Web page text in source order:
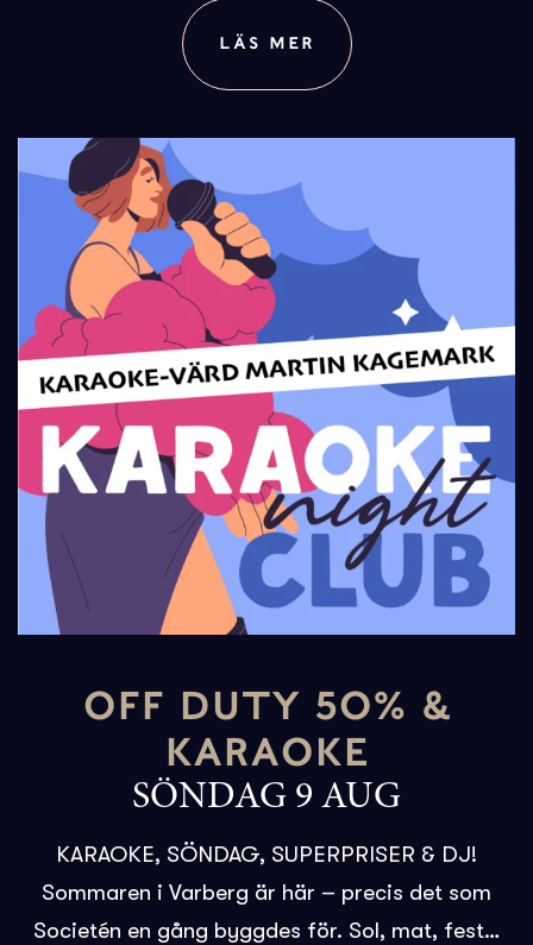
LÄS MER
OFF DUTY 50% &
KARAOKE
SÖNDAG 9 AUG
KARAOKE, SÖNDAG, SUPERPRISER & DJ!
Sommaren i Varberg är här – precis det som
Societén en gång byggdes för. Sol, mat, fest…